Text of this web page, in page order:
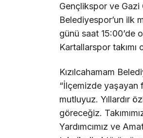
Gençlikspor ve Gazi
Belediyespor’un ilk
günü saat 15:00’de
Kartallarspor takımı
Kızılcahamam
“İlçemizde
mutluyuz. Yıllardır
göreceğiz.
Yardımcımız ve